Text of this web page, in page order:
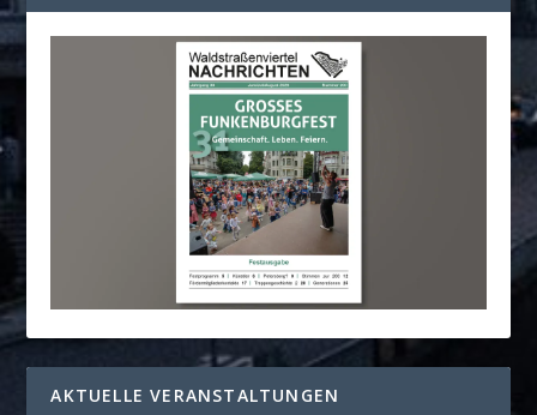
AKTUELLE VERANSTALTUNGEN